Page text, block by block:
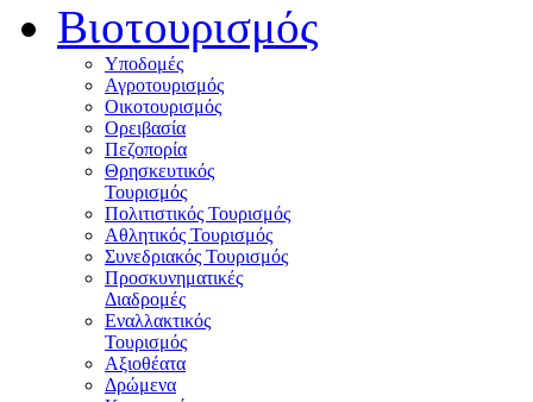
Βιοτουρισμός
Υποδομές
Αγροτουρισμός
Οικοτουρισμός
Ορειβασία
Πεζοπορία
Θρησκευτικός
Τουρισμός
Πολιτιστικός Τουρισμός
Αθλητικός Τουρισμός
Συνεδριακός Τουρισμός
Προσκυνηματικές
Διαδρομές
Εναλλακτικός
Τουρισμός
Αξιοθέατα
Δρώμενα